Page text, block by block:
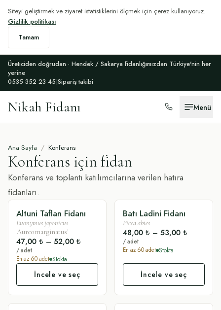
Siteyi geliştirmek ve ziyaret istatistiklerini ölçmek için çerez kullanıyoruz.
Gizlilik politikası
Tamam
Üreticiden doğrudan · Hendek / Sakarya fidanlığımızdan Türkiye'nin her
yerine
0535 352 23 45|Sipariş takibi
Nikah Fidanı Menü
Ana Sayfa / Konferans
Konferans için fidan
Konferans ve toplantı katılımcılarına verilen hatıra
fidanları.
SÜSLÜ
Altuni Taflan Fidanı
Euonymus japonicus
'Aureomarginatus'
47,00 ₺ – 52,00 ₺
/ adet
En az 60adet Stokta
İncele ve seç
SÜSLÜ
Batı Ladini Fidanı
Picea abies
48,00 ₺ – 53,00 ₺
/ adet
En az 60adet Stokta
İncele ve seç